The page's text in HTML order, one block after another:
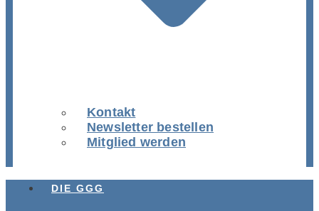
Kontakt
Newsletter bestellen
Mitglied werden
DIE GGG